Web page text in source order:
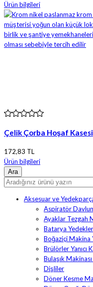
Ürün bilgileri
Çelik Çorba Hoşaf Kasesi
172,83 TL
Ürün bilgileri
Aksesuar ve
Aspiratör
Ayaklar Tezgah
Batarya
Boğaziçi Makina
Brülörler Yanıcı
Bulaşık
Dişliler
Döner Kesme